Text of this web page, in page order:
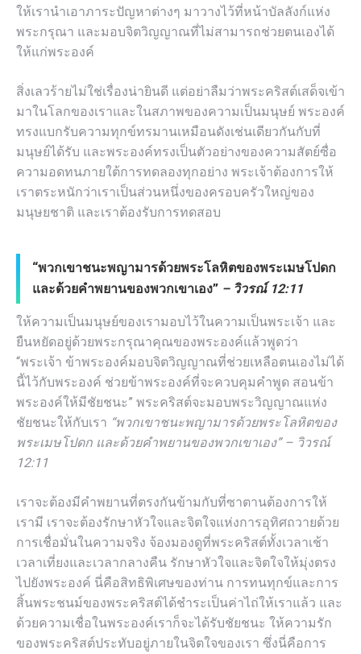
ให้เรานำเอาภาระปัญหาต่างๆ มาวางไว้ที่หน้าบัลลังก์แห่ง
พระกรุณา และมอบจิตวิญญาณที่ไม่สามารถช่วยตนเองได้
ให้แก่พระองค์
สิ่งเลวร้ายไม่ใช่เรื่องน่ายินดี แต่อย่าลืมว่าพระคริสต์เสด็จเข้า
มาในโลกของเราและในสภาพของความเป็นมนุษย์ พระองค์
ทรงแบกรับความทุกข์ทรมานเหมือนดังเช่นเดียวกันกับที่
มนุษย์ได้รับ และพระองค์ทรงเป็นตัวอย่างของความสัตย์ซื่อ
ความอดทนภายใต้การทดลองทุกอย่าง พระเจ้าต้องการให้
เราตระหนักว่าเราเป็นส่วนหนึ่งของครอบครัวใหญ่ของ
มนุษยชาติ และเราต้องรับการทดสอบ
“พวกเขาชนะพญามารด้วยพระโลหิตของพระเมษโปดก
และด้วยคำพยานของพวกเขาเอง” – วิวรณ์ 12:11
ให้ความเป็นมนุษย์ของเรามอบไว้ในความเป็นพระเจ้า และ
ยืนหยัดอยู่ด้วยพระกรุณาคุณของพระองค์แล้วพูดว่า
“พระเจ้า ข้าพระองค์มอบจิตวิญญาณที่ช่วยเหลือตนเองไม่ได้
นี้ไว้กับพระองค์ ช่วยข้าพระองค์ที่จะควบคุมคำพูด สอนข้า
พระองค์ให้มีชัยชนะ” พระคริสต์จะมอบพระวิญญาณแห่ง
ชัยชนะให้กับเรา “พวกเขาชนะพญามารด้วยพระโลหิตของ
พระเมษโปดก และด้วยคำพยานของพวกเขาเอง” – วิวรณ์
12:11
เราจะต้องมีคำพยานที่ตรงกันข้ามกับที่ซาตานต้องการให้
เรามี เราจะต้องรักษาหัวใจและจิตใจแห่งการอุทิศถวายด้วย
การเชื่อมั่นในความจริง จ้องมองดูที่พระคริสต์ทั้งเวลาเช้า
เวลาเที่ยงและเวลากลางคืน รักษาหัวใจและจิตใจให้มุ่งตรง
ไปยังพระองค์ นี่คือสิทธิพิเศษของท่าน การทนทุกข์และการ
สิ้นพระชนม์ของพระคริสต์ได้ชำระเป็นค่าไถ่ให้เราแล้ว และ
ด้วยความเชื่อในพระองค์เราก็จะได้รับชัยชนะ ให้ความรัก
ของพระคริสต์ประทับอยู่ภายในจิตใจของเรา ซึ่งนี่คือการ